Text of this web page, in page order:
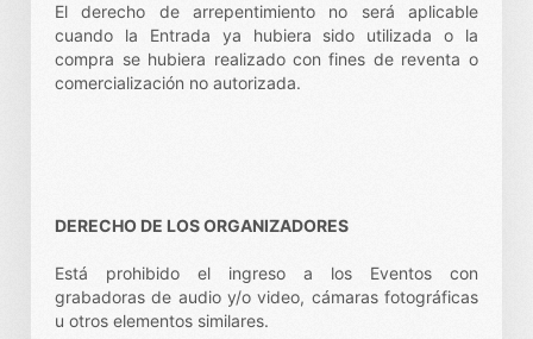
El derecho de arrepentimiento no será aplicable
cuando la Entrada ya hubiera sido utilizada o la
compra se hubiera realizado con fines de reventa o
comercialización no autorizada.
DERECHO DE LOS ORGANIZADORES
Está prohibido el ingreso a los Eventos con
grabadoras de audio y/o video, cámaras fotográficas
u otros elementos similares.